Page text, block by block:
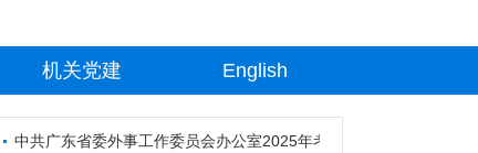
机关党建 English
中共广东省委外事工作委员会办公室2025年考试录用公务员资格审核